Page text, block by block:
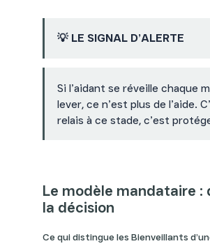
💡 LE SIGNAL D’ALERTE
Si l’aidant se réveille chaque
lever, ce n’est plus de l’aide.
relais à ce stade, c’est
Le modèle mandataire
la décision
Ce qui distingue les Bienveillants